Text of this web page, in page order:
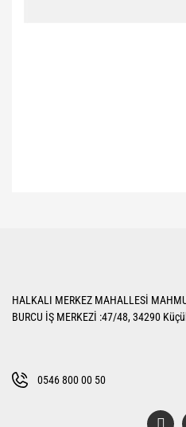
Ürün açıklamasında eksik bilgiler
Bu ürüne benzer farklı alternatifler
HALKALI MERKEZ MAHALLESİ
BURCU İŞ MERKEZİ :47/48, 34290
0546 800 00 50